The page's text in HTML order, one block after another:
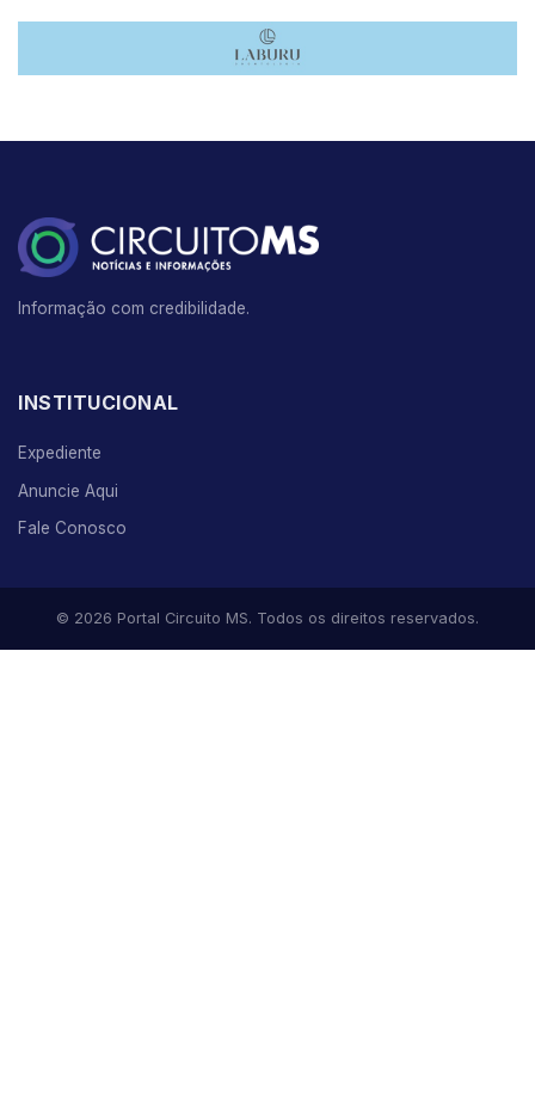
Informação com credibilidade.
INSTITUCIONAL
Expediente
Anuncie Aqui
Fale Conosco
© 2026 Portal Circuito MS. Todos os direitos reservados.